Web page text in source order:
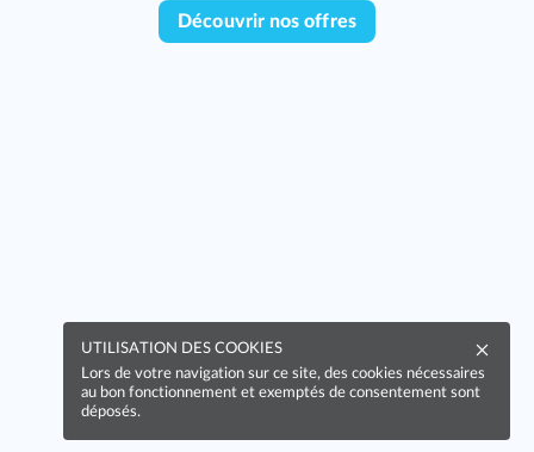
Découvrir nos offres
UTILISATION DES COOKIES
Lors de votre navigation sur ce site, des cookies nécessaires
au bon fonctionnement et exemptés de consentement sont
déposés.